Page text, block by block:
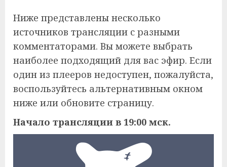
Ниже представлены несколько
источников трансляции с разными
комментаторами. Вы можете выбрать
наиболее подходящий для вас эфир. Если
один из плееров недоступен, пожалуйста,
воспользуйтесь альтернативным окном
ниже или обновите страницу.
Начало трансляции в 19:00 мск.